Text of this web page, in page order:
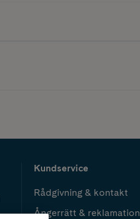
Kundservice
Rådgivning & kontakt
Ångerrätt & reklamation